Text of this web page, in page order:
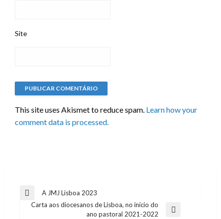
Site
This site uses Akismet to reduce spam. Learn how your
comment data is processed.
Navegação
Previous
Post
A JMJ Lisboa 2023
Carta aos diocesanos de Lisboa, no início do
ano pastoral 2021-2022